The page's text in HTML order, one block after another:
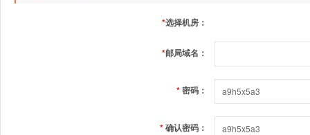
*选择机房：
*邮局域名：
*密码：
*确认密码：